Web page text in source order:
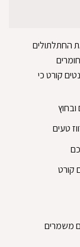
החתלתולים
קורט כי
קורט
משמרים